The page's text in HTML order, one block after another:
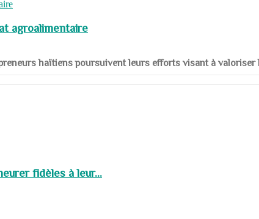
agroalimentaire
haïtiens poursuivent leurs efforts visant à valoriser
fidèles à leur...